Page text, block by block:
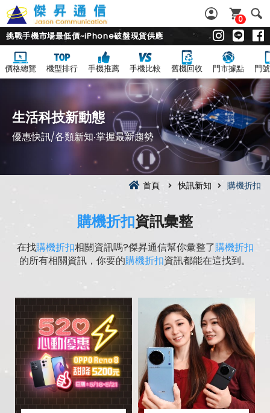
0
挑戰手機市場最低價~iPhone破盤現貨供應
價格總覽 機型排行 手機推薦 手機比較 舊機回收 門市據點 門
生活科技新動態
優惠快訊/各類新知‧掌握最新趨勢
首頁 快訊新知 購機折扣
購機折扣資訊彙整
在找購機折扣相關資訊嗎?傑昇通信幫你彙整了購機折扣
的所有相關資訊，你要的購機折扣資訊都能在這找到。